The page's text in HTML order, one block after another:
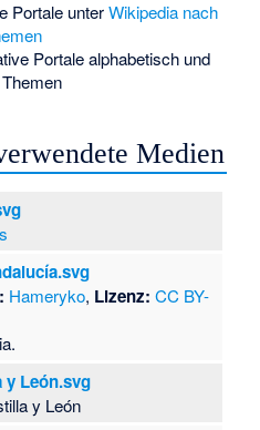
Portale unterWikipedia nach
Portalealphabetisch und
Medien
Hameryko, Lizenz: CC BY-
y León.svg
y León